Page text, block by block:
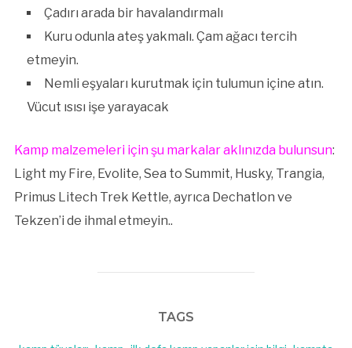
Çadırı arada bir havalandırmalı
Kuru odunla ateş yakmalı. Çam ağacı tercih
etmeyin.
Nemli eşyaları kurutmak için tulumun içine atın.
Vücut ısısı işe yarayacak
Kamp malzemeleri için şu markalar aklınızda bulunsun:
Light my Fire, Evolite, Sea to Summit, Husky, Trangia,
Primus Litech Trek Kettle, ayrıca Dechatlon ve
Tekzen’i de ihmal etmeyin..
TAGS